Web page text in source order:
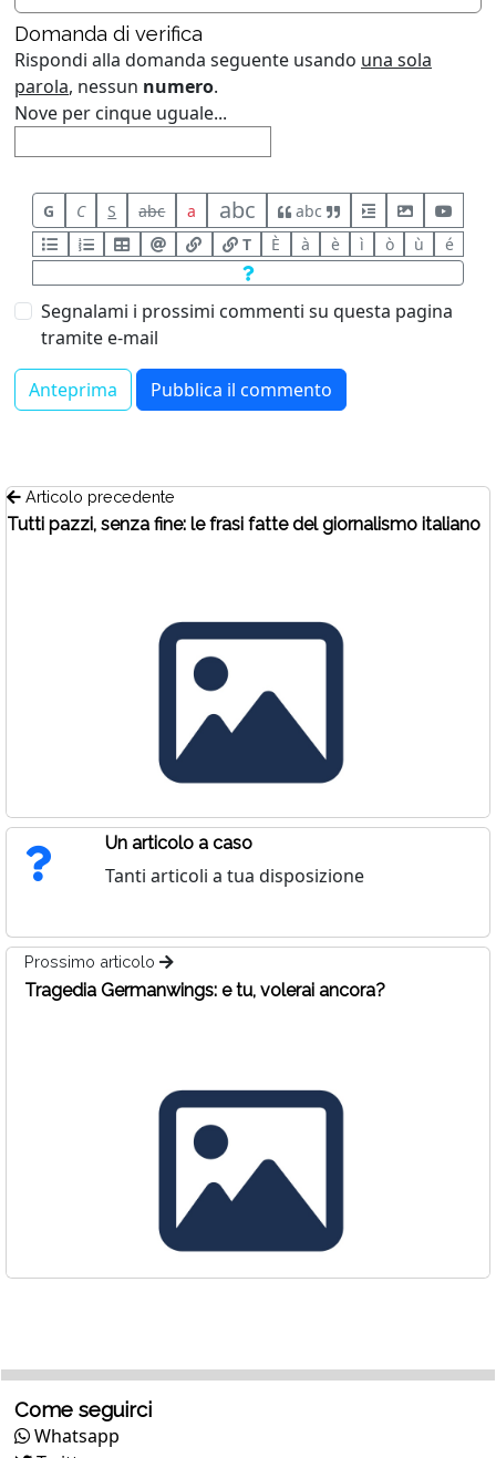
Domanda di verifica
Rispondi alla domanda seguente usando una sola
parola, nessun numero.
Nove per cinque uguale...
G C S abc a abc
abc
T
È à è ì ò ù é
Segnalami i prossimi commenti su questa pagina
tramite e-mail
Articolo precedente
Tutti pazzi, senza fine: le frasi fatte del giornalismo italiano
Un articolo a caso
Tanti articoli a tua disposizione
Prossimo articolo
Tragedia Germanwings: e tu, volerai ancora?
Come seguirci
Whatsapp